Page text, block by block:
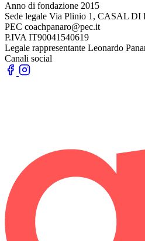
Anno di fondazione 2015
Sede legale Via Plinio 1, CASAL DI
PEC coachpanaro@pec.it
P.IVA IT90041540619
Legale rappresentante Leonardo
Canali social